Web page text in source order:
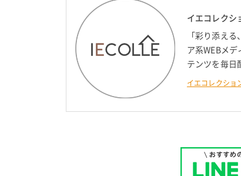
イエコレクシ
「彩り添え
ア系WEBメ
テンツを毎日
イエコレクショ